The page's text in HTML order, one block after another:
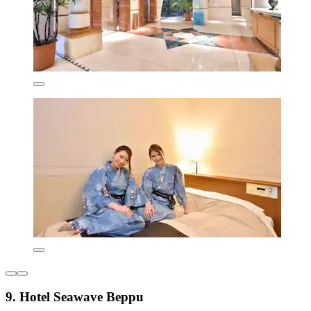
9. Hotel Seawave Beppu